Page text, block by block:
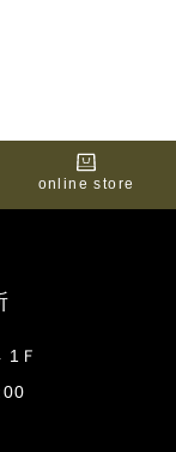
online store
Ｆ